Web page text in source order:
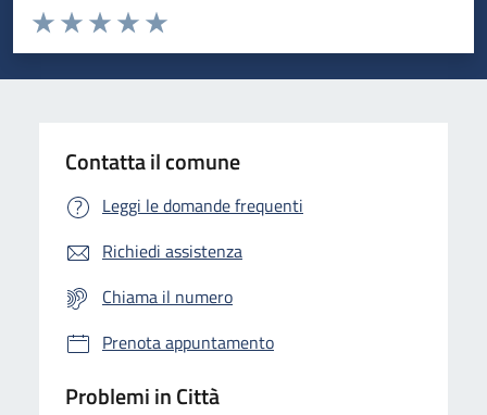
Domanda
Valuta da 1 a 5 stelle la pagina
Valuta 5 stelle su 5
Valuta 4 stelle su 5
Valuta 3 stelle su 5
Valuta 2 stelle su 5
Valuta 1 stelle su 5
Contatta il comune
Leggi le domande frequenti
Richiedi assistenza
Chiama il numero
Prenota appuntamento
Problemi in Città